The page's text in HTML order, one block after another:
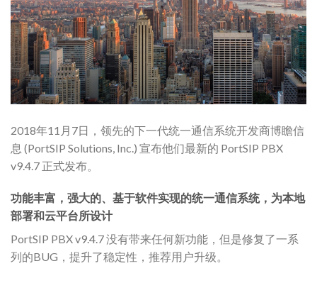
2018年11月7日，领先的下一代统一通信系统开发商博瞻信
息 (PortSIP Solutions, Inc.) 宣布他们最新的 PortSIP PBX
v9.4.7 正式发布。
功能丰富，强大的、基于软件实现的统一通信系统，为本地
部署和云平台所设计
PortSIP PBX v9.4.7 没有带来任何新功能，但是修复了一系
列的BUG，提升了稳定性，推荐用户升级。